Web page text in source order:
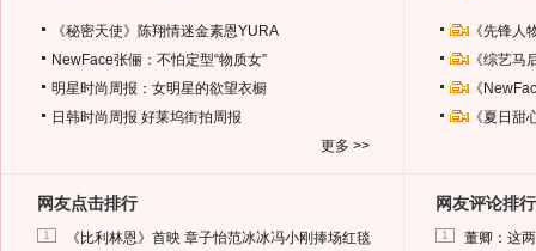
《秘密天使》陈翔情迷金素恩YURA
NewFace张俪：不怕定型“物质女”
明星时尚周报：女明星的欲望衣橱
日韩时尚周报 好莱坞街拍周报
更多 >>
《先锋
《综艺
《
《夏日
网友点击排行
1 《比利林恩》首映 章子怡范冰冰冯小刚捧场红毯
网友评论排行
1 董卿：这